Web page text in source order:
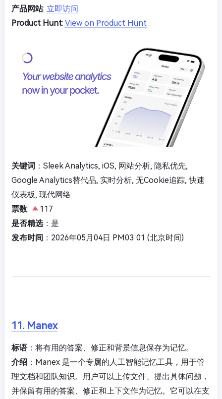
产品网站: 立即访问
Product Hunt: View on Product Hunt
关键词 ：Sleek Analytics, iOS, 网站分析, 隐私优先,
Google Analytics替代品, 实时分析, 无Cookie追踪, 快速
仪表板, 现代网络
票数:
117
是否精选：是
发布时间 ：2026年05月04日 PM03:01 (北京时间)
11. Manex
标语：将有用的答案、修正和背景信息保存为记忆。
介绍 ：Manex 是一个专属的人工智能记忆工具，用于管
理文档和团队知识。用户可以上传文件、提出具体问题，
并保留有用的答案、修正和上下文作为记忆。它可以在支